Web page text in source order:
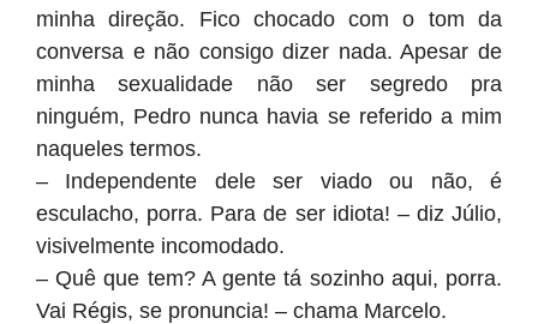
minha direção. Fico chocado com o tom da
conversa e não consigo dizer nada. Apesar de
minha sexualidade não ser segredo pra
ninguém, Pedro nunca havia se referido a mim
naqueles termos.
– Independente dele ser viado ou não, é
esculacho, porra. Para de ser idiota! – diz Júlio,
visivelmente incomodado.
– Quê que tem? A gente tá sozinho aqui, porra.
Vai Régis, se pronuncia! – chama Marcelo.